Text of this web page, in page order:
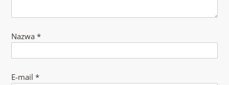
Nazwa *
E-mail *